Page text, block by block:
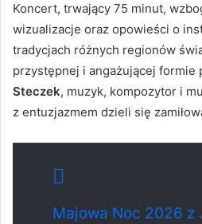
Koncert, trwający 75 minut,
wizualizacje oraz opowieści o
tradycjach różnych regionów
przystępnej i angażującej formie
Steczek, muzyk, kompozytor i
z entuzjazmem dzieli się
Majowa Noc 2026 z